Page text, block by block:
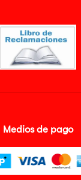
Medios de pago